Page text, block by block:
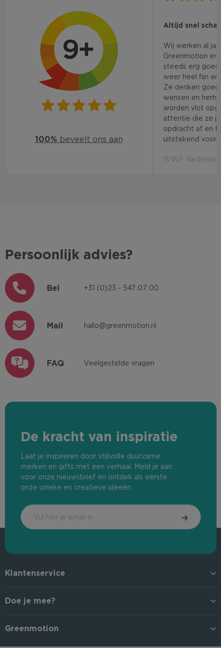
100% beveelt ons aan
Altijd snel
Wij werken al
Greenmotion en
steeds erg
weer heel fijn en
Ze denken
wensen en
worden vlot
attentie die ze
opdracht af en
uitstekend voor
WWF
Persoonlijk advies?
Bel +31 (0)23 - 547 07 00
Mail hallo@greenmotion.nl
FAQ Veelgestelde vragen
De kracht van inspiratie
Laat je inspireren door stijlvolle duurzame
merken en gifts met een verhaal. Meld je aan
voor onze nieuwsbrief en ontdek als eerste
onze unieke en creatieve ideeën.
Klantenservice
Doe je mee?
Greenmotion